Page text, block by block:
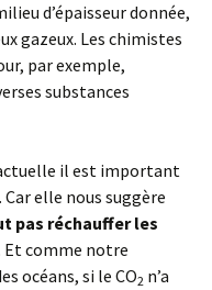
d’épaisseur donnée,
gazeux. Les chimistes
par exemple,
substances
il est important
elle nous suggère
pas réchauffer les
Et comme notre
océans, si le CO2 n’a